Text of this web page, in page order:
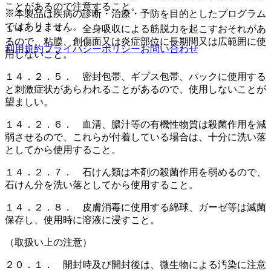
ことがあるので注意すること。
１４．２．４． 全身吸収による筋脱力を起こすおそれがあ
るので、粘膜、創傷面又は炎症部位に長期間又は広範囲に使
用しないこと。
１４．２．５． 密封包帯、ギプス包帯、パックに使用する
と刺激症状があらわれることがあるので、使用しないことが
望ましい。
１４．２．６． 血清、膿汁等の有機性物質は殺菌作用を減
弱させるので、これらが付着している場合は、十分に洗い落
としてから使用すること。
１４．２．７． 石けん類は本剤の殺菌作用を弱めるので、
石けん分を洗い落としてから使用すること。
１４．２．８． 皮膚消毒に使用する綿球、ガーゼ等は滅菌
保存し、使用時に溶液に浸すこと。
（取扱い上の注意）
２０．１． 開封時及び開封後は、微生物による汚染に注意
※本製品は疾病の診断・治療・予防を目的としたプログラム
ではありません。
利用規約プライバシーポリシーお問い合わせ